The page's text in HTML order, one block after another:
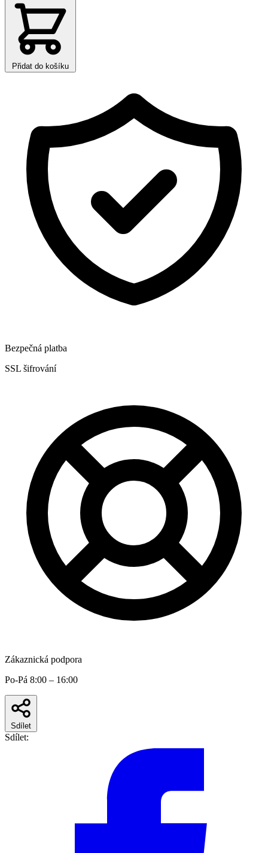
Přidat do košíku
Bezpečná platba
SSL šifrování
Zákaznická podpora
Po-Pá 8:00 – 16:00
Sdílet
Sdílet: